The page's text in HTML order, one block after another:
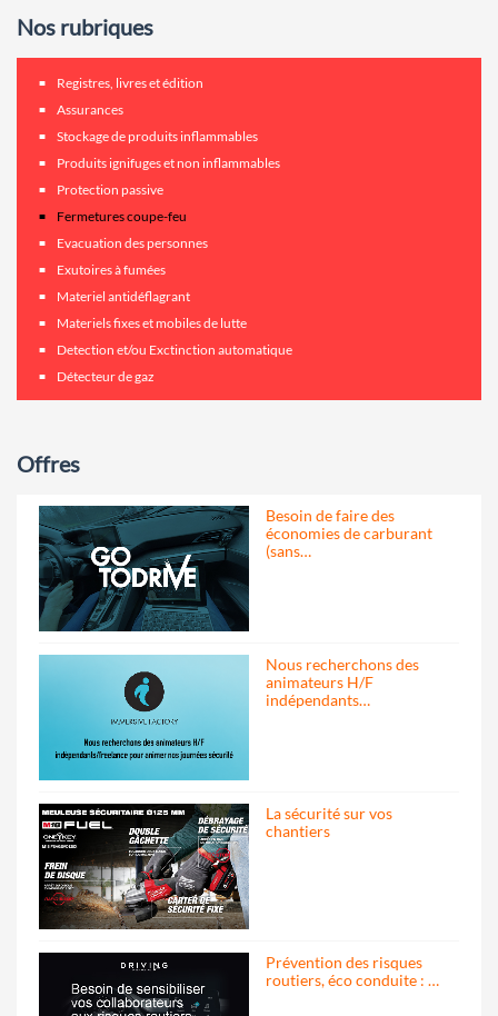
Nos rubriques
Registres, livres et édition
Assurances
Stockage de produits inflammables
Produits ignifuges et non inflammables
Protection passive
Fermetures coupe-feu
Evacuation des personnes
Exutoires à fumées
Materiel antidéflagrant
Materiels fixes et mobiles de lutte
Detection et/ou Exctinction automatique
Détecteur de gaz
Offres
Besoin de faire des
économies de carburant
(sans…
Nous recherchons des
animateurs H/F
indépendants…
La sécurité sur vos
chantiers
Prévention des risques
routiers, éco conduite : …